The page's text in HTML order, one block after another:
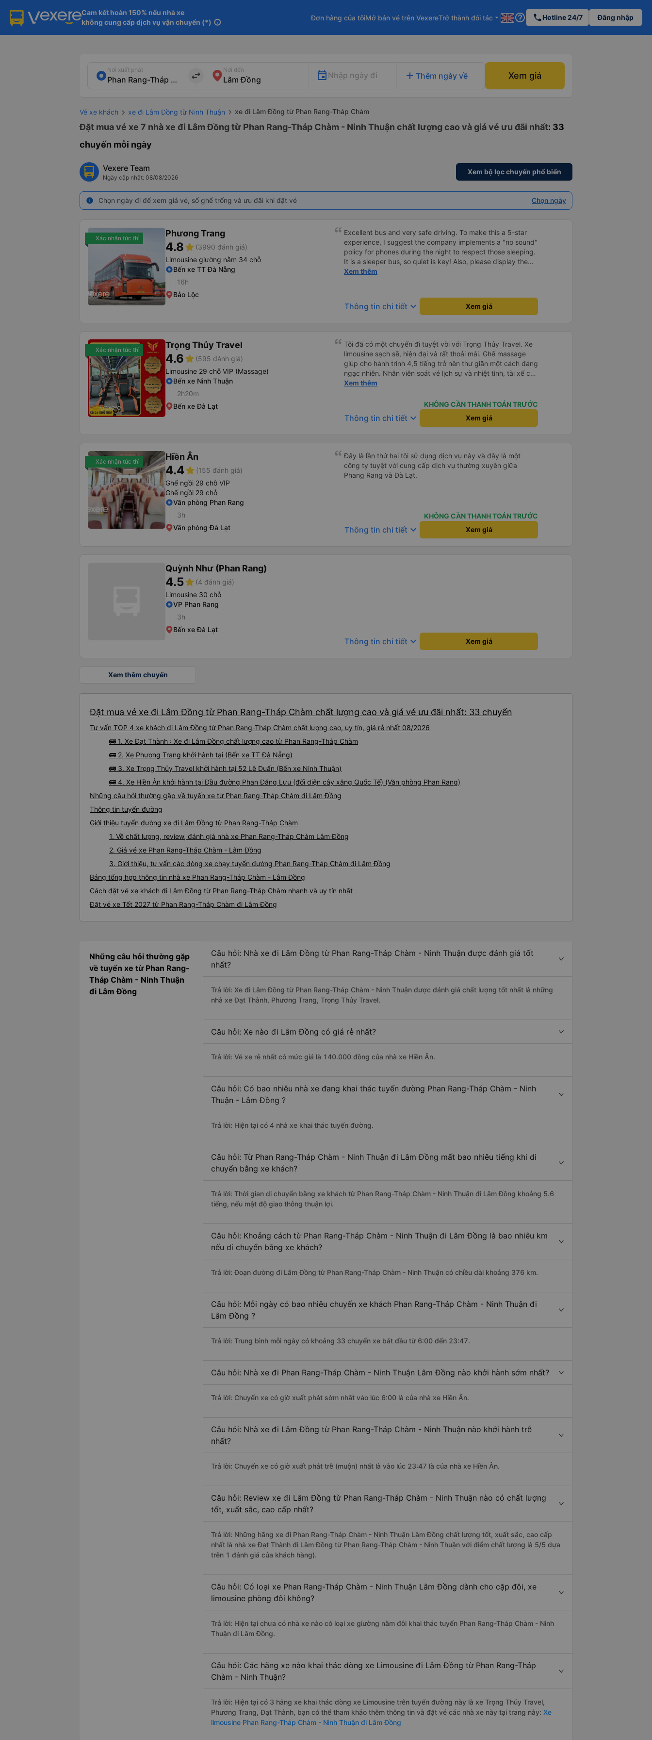
Cam kết hoàn 150% nếu nhà xe
không cung cấp dịch vụ vận chuyển (*) info
Đơn hàng của tôiMở bán vé trên VexereTrở thành đối tác arrow_drop_down help_outline phoneHotline 24/7 Đăng nhập
Nơi xuất phát
import_export
Nơi đến
Nhập ngày đi add Thêm ngày về Xem giá
Vé xe khách xe đi Lâm Đồng từ Ninh Thuận xe đi Lâm Đồng từ Phan Rang-Tháp Chàm
Đặt mua vé xe 7 nhà xe đi Lâm Đồng từ Phan Rang-Tháp Chàm - Ninh Thuận chất lượng cao và giá vé ưu đãi nhất: 33
chuyến mỗi ngày
Vexere Team
Ngày cập nhật: 08/08/2026
Xem bộ lọc chuyến phổ biến
info Chọn ngày đi để xem giá vé, số ghế trống và ưu đãi khi đặt vé Chọn ngày
Xác nhận tức thì Phương Trang
4.8star (3990 đánh giá)
Limousine giường nằm 34 chỗ
Bến xe TT Đà Nẵng
16h
Bảo Lộc
Excellent bus and very safe driving. To make this a 5-star
experience, I suggest the company implements a "no sound"
policy for phones during the night to respect those sleeping.
It is a sleeper bus, so quiet is key! Also, please display the
Wi-Fi password clearly inside the cabin for convenience. I
hơn, tôi góp ý nhà xe nên có quy định rõ ràng về việc giữ im
lặng (tắt âm thanh điện thoại) vào ban đêm để tránh làm
Tôi vẫn sẽ tiếp tục ủng hộ nhà xe trong tương lai!
Xem thêm
Thông tin chi tiết keyboard_arrow_down Xem giá
Xác nhận tức thì Trọng Thủy Travel
4.6star (595 đánh giá)
Limousine 29 chỗ VIP (Massage)
Bến xe Ninh Thuận
2h20m
Bến xe Đà Lạt
Tôi đã có một chuyến đi tuyệt vời với Trọng Thủy Travel. Xe
limousine sạch sẽ, hiện đại và rất thoải mái. Ghế massage
giúp cho hành trình 4,5 tiếng trở nên thư giãn một cách đáng
ngạc nhiên. Nhân viên soát vé lịch sự và nhiệt tình, tài xế cẩn
thận và chuyên nghiệp, mọi thứ đều được tổ chức tốt. Các
đi diễn ra đúng như kế hoạch. Tôi đặt vé qua Vexere, và toàn
bộ trải nghiệm - từ khi đặt vé đến khi đến nơi - đều suôn sẻ
và không gặp rắc rối. Tôi rất hài lòng với công ty này và
Xem thêm
KHÔNG CẦN THANH TOÁN TRƯỚC
Thông tin chi tiết keyboard_arrow_down Xem giá
Xác nhận tức thì Hiền Ân
4.4star (155 đánh giá)
Ghế ngồi 29 chỗ VIP
Ghế ngồi 29 chỗ
Văn phòng Phan Rang
3h
Văn phòng Đà Lạt
Đây là lần thứ hai tôi sử dụng dịch vụ này và đây là một
công ty tuyệt vời cung cấp dịch vụ thường xuyên giữa
Phang Rang và Đà Lạt.
KHÔNG CẦN THANH TOÁN TRƯỚC
Thông tin chi tiết keyboard_arrow_down Xem giá
Quỳnh Như (Phan Rang)
4.5star (4 đánh giá)
Limousine 30 chỗ
VP Phan Rang
3h
Bến xe Đà Lạt
Thông tin chi tiết keyboard_arrow_down Xem giá
Xem thêm chuyến
Đặt mua vé xe đi Lâm Đồng từ Phan Rang-Tháp Chàm chất lượng cao và giá vé ưu đãi nhất: 33 chuyến
Tư vấn TOP 4 xe khách đi Lâm Đồng từ Phan Rang-Tháp Chàm chất lượng cao, uy tín, giá rẻ nhất 08/2026
🚌 1. Xe Đạt Thành : Xe đi Lâm Đồng chất lượng cao từ Phan Rang-Tháp Chàm
🚌 2. Xe Phương Trang khởi hành tại (Bến xe TT Đà Nẵng)
🚌 3. Xe Trọng Thủy Travel khởi hành tại 52 Lê Duẩn (Bến xe Ninh Thuận)
🚌 4. Xe Hiền Ân khởi hành tại Đầu đường Phan Đăng Lưu (đối diện cây xăng Quốc Tế) (Văn phòng Phan Rang)
Những câu hỏi thường gặp về tuyến xe từ Phan Rang-Tháp Chàm đi Lâm Đồng
Thông tin tuyến đường
Giới thiệu tuyến đường xe đi Lâm Đồng từ Phan Rang-Tháp Chàm
1. Về chất lượng, review, đánh giá nhà xe Phan Rang-Tháp Chàm Lâm Đồng
2. Giá vé xe Phan Rang-Tháp Chàm - Lâm Đồng
3. Giới thiệu, tư vấn các dòng xe chạy tuyến đường Phan Rang-Tháp Chàm đi Lâm Đồng
Bảng tổng hợp thông tin nhà xe Phan Rang-Tháp Chàm - Lâm Đồng
Cách đặt vé xe khách đi Lâm Đồng từ Phan Rang-Tháp Chàm nhanh và uy tín nhất
Đặt vé xe Tết 2027 từ Phan Rang-Tháp Chàm đi Lâm Đồng
Những câu hỏi thường gặp
về tuyến xe từ Phan Rang-
Tháp Chàm - Ninh Thuận
đi Lâm Đồng
Câu hỏi: Nhà xe đi Lâm Đồng từ Phan Rang-Tháp Chàm - Ninh Thuận được đánh giá tốt
nhất?
Trả lời: Xe đi Lâm Đồng từ Phan Rang-Tháp Chàm - Ninh Thuận được đánh giá chất lượng tốt nhất là những
nhà xe Đạt Thành, Phương Trang, Trọng Thủy Travel.
Câu hỏi: Xe nào đi Lâm Đồng có giá rẻ nhất?
Trả lời: Vé xe rẻ nhất có mức giá là 140.000 đồng của nhà xe Hiền Ân.
Câu hỏi: Có bao nhiêu nhà xe đang khai thác tuyến đường Phan Rang-Tháp Chàm - Ninh
Thuận - Lâm Đồng ?
Trả lời: Hiện tại có 4 nhà xe khai thác tuyến đường.
Câu hỏi: Từ Phan Rang-Tháp Chàm - Ninh Thuận đi Lâm Đồng mất bao nhiêu tiếng khi di
chuyển bằng xe khách?
Trả lời: Thời gian di chuyển bằng xe khách từ Phan Rang-Tháp Chàm - Ninh Thuận đi Lâm Đồng khoảng 5.6
tiếng, nếu mật độ giao thông thuận lợi.
Câu hỏi: Khoảng cách từ Phan Rang-Tháp Chàm - Ninh Thuận đi Lâm Đồng là bao nhiêu km
nếu di chuyển bằng xe khách?
Trả lời: Đoạn đường đi Lâm Đồng từ Phan Rang-Tháp Chàm - Ninh Thuận có chiều dài khoảng 376 km.
Câu hỏi: Mỗi ngày có bao nhiêu chuyến xe khách Phan Rang-Tháp Chàm - Ninh Thuận đi
Lâm Đồng ?
Trả lời: Trung bình mỗi ngày có khoảng 33 chuyến xe bắt đầu từ 6:00 đến 23:47.
Câu hỏi: Nhà xe đi Phan Rang-Tháp Chàm - Ninh Thuận Lâm Đồng nào khởi hành sớm nhất?
Trả lời: Chuyến xe có giờ xuất phát sớm nhất vào lúc 6:00 là của nhà xe Hiền Ân.
Câu hỏi: Nhà xe đi Lâm Đồng từ Phan Rang-Tháp Chàm - Ninh Thuận nào khởi hành trễ
nhất?
Trả lời: Chuyến xe có giờ xuất phát trễ (muộn) nhất là vào lúc 23:47 là của nhà xe Hiền Ân.
Câu hỏi: Review xe đi Lâm Đồng từ Phan Rang-Tháp Chàm - Ninh Thuận nào có chất lượng
tốt, xuất sắc, cao cấp nhất?
Trả lời: Những hãng xe đi Phan Rang-Tháp Chàm - Ninh Thuận Lâm Đồng chất lượng tốt, xuất sắc, cao cấp
nhất là nhà xe Đạt Thành đi Lâm Đồng từ Phan Rang-Tháp Chàm - Ninh Thuận với điểm chất lượng là 5/5 dựa
trên 1 đánh giá của khách hàng).
Câu hỏi: Có loại xe Phan Rang-Tháp Chàm - Ninh Thuận Lâm Đồng dành cho cặp đôi, xe
limousine phòng đôi không?
Trả lời: Hiện tại chưa có nhà xe nào có loại xe giường nằm đôi khai thác tuyến Phan Rang-Tháp Chàm - Ninh
Thuận đi Lâm Đồng.
Câu hỏi: Các hãng xe nào khai thác dòng xe Limousine đi Lâm Đồng từ Phan Rang-Tháp
Chàm - Ninh Thuận?
Trả lời: Hiện tại có 3 hãng xe khai thác dòng xe Limousine trên tuyến đường này là xe Trọng Thủy Travel,
Phương Trang, Đạt Thành, bạn có thể tham khảo thêm thông tin và đặt vé các nhà xe này tại trang này: Xe
limousine Phan Rang-Tháp Chàm - Ninh Thuận đi Lâm Đồng